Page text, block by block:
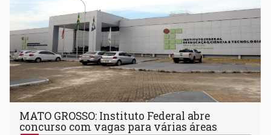
MATO GROSSO: Instituto Federal abre
concurso com vagas para várias áreas